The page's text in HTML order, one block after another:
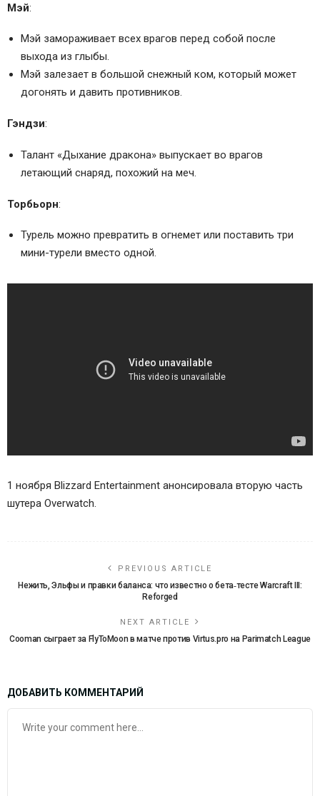
Мэй:
Мэй замораживает всех врагов перед собой после
выхода из глыбы.
Мэй залезает в большой снежный ком, который может
догонять и давить противников.
Гэндзи:
Талант «Дыхание дракона» выпускает во врагов
летающий снаряд, похожий на меч.
Торбьорн:
Турель можно превратить в огнемет или поставить три
мини-турели вместо одной.
1 ноября Blizzard Entertainment анонсировала вторую часть
шутера Overwatch.
PREVIOUS ARTICLE
Нежить, Эльфы и правки баланса: что известно о бета‑тесте Warcraft III:
Reforged
NEXT ARTICLE
Cooman сыграет за FlyToMoon в матче против Virtus.pro на Parimatch League
ДОБАВИТЬ КОММЕНТАРИЙ